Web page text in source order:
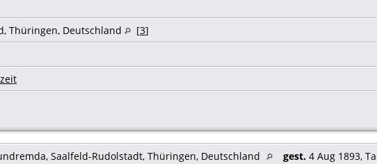
Thüringen, Deutschland [3]
Saalfeld-Rudolstadt, Thüringen, Deutschland gest. 4 Aug 1893,